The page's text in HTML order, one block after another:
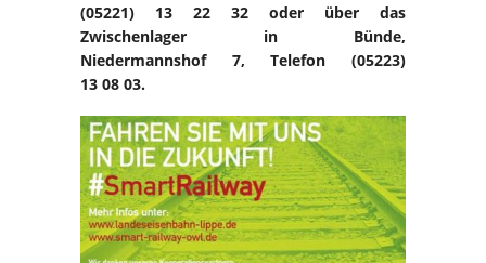
(05221) 13 22 32 oder über das
Zwischenlager in Bünde,
Niedermannshof 7, Telefon (05223)
13 08 03.